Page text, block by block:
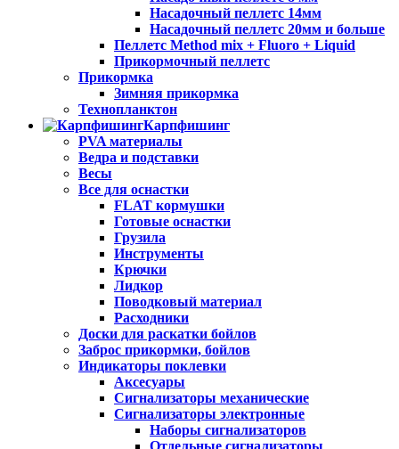
Насадочный пеллетс 14мм
Насадочный пеллетс 20мм и больше
Пеллетс Method mix + Fluoro + Liquid
Прикормочный пеллетс
Прикормка
Зимняя прикормка
Технопланктон
Карпфишинг
PVA материалы
Ведра и подставки
Весы
Все для оснастки
FLAT кормушки
Готовые оснастки
Грузила
Инструменты
Крючки
Лидкор
Поводковый материал
Расходники
Доски для раскатки бойлов
Заброс прикормки, бойлов
Индикаторы поклевки
Аксесуары
Сигнализаторы механические
Сигнализаторы электронные
Наборы сигнализаторов
Отдельные сигнализаторы